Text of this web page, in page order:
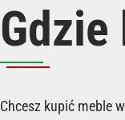
Chcesz kupić meble